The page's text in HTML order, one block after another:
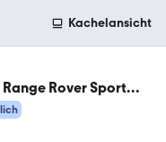
Kachelansicht
Rover Sport
1H*Forged *MwSt.